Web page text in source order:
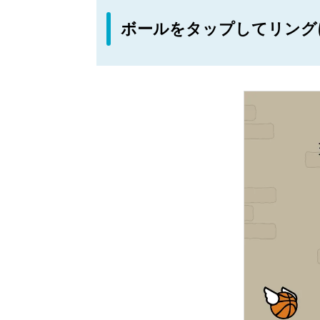
ボールをタップしてリン